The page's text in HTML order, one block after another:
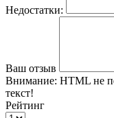
Недостатки:
Ваш отзыв
Внимание: HTML не
текст!
Рейтинг